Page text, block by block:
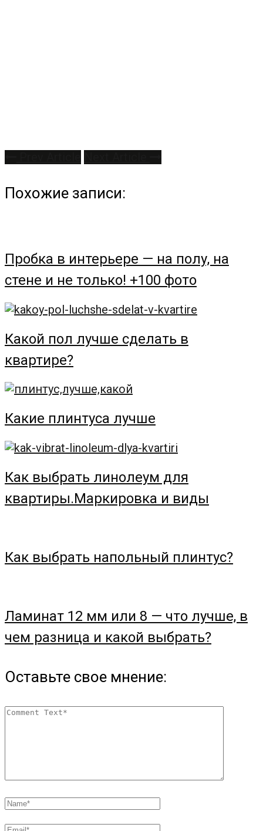
Похожие записи:
Пробка в интерьере — на полу, на
стене и не только! +100 фото
Какой пол лучше сделать в
квартире?
Какие плинтуса лучше
Как выбрать линолеум для
квартиры.Маркировка и виды
Как выбрать напольный плинтус?
Ламинат 12 мм или 8 — что лучше, в
чем разница и какой выбрать?
Оставьте свое мнение: